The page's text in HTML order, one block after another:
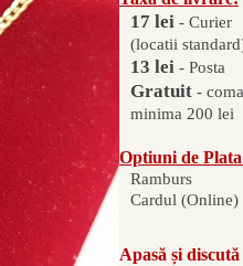
17 lei - Curier
(locatii
13 lei - Posta
Gratuit -
minima 200 lei
Optiuni de
Ramburs
Cardul (Online)
Apasă și discută